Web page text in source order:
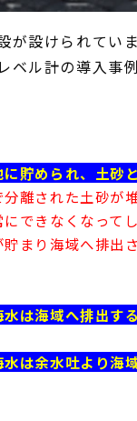
設けられていま
ル計の導入事例
貯められ、土砂
離された土砂が
きなくなってし
り海域へ排出さ
は海域へ排出す
は余水吐より海域